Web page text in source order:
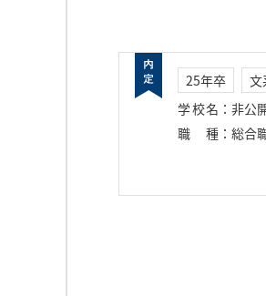
25年卒 文
学校名 ： 非公
職種 ： 総合